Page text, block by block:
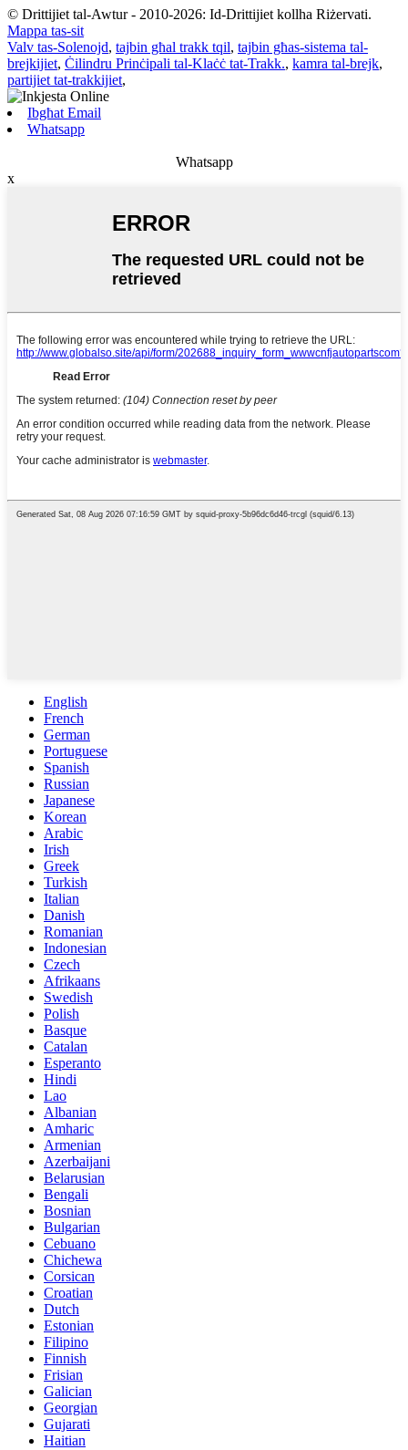
© Drittijiet tal-Awtur - 2010-2026: Id-Drittijiet kollha Riżervati.
Mappa tas-sit
Valv tas-Solenojd, tajbin għal trakk tqil, tajbin għas-sistema tal-
brejkijiet, Ċilindru Prinċipali tal-Klaċċ tat-Trakk., kamra tal-brejk,
partijiet tat-trakkijiet,
Ibgħat Email
Whatsapp
Whatsapp
x
English
French
German
Portuguese
Spanish
Russian
Japanese
Korean
Arabic
Irish
Greek
Turkish
Italian
Danish
Romanian
Indonesian
Czech
Afrikaans
Swedish
Polish
Basque
Catalan
Esperanto
Hindi
Lao
Albanian
Amharic
Armenian
Azerbaijani
Belarusian
Bengali
Bosnian
Bulgarian
Cebuano
Chichewa
Corsican
Croatian
Dutch
Estonian
Filipino
Finnish
Frisian
Galician
Georgian
Gujarati
Haitian